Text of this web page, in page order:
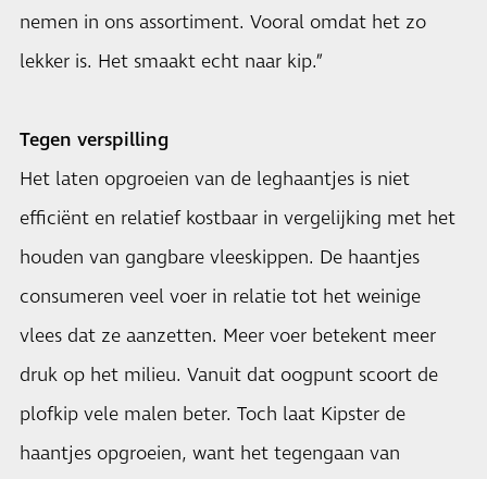
nemen in ons assortiment. Vooral omdat het zo
lekker is. Het smaakt echt naar kip.”
Tegen verspilling
Het laten opgroeien van de leghaantjes is niet
efficiënt en relatief kostbaar in vergelijking met het
houden van gangbare vleeskippen. De haantjes
consumeren veel voer in relatie tot het weinige
vlees dat ze aanzetten. Meer voer betekent meer
druk op het milieu. Vanuit dat oogpunt scoort de
plofkip vele malen beter. Toch laat Kipster de
haantjes opgroeien, want het tegengaan van